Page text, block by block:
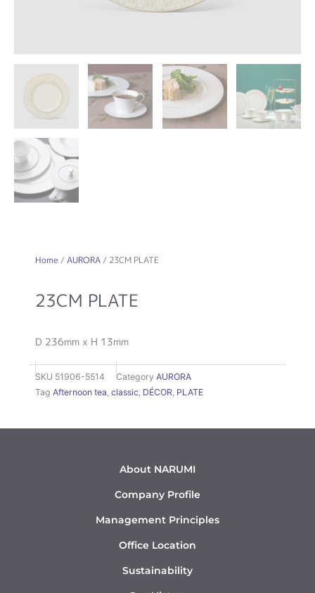
Home /AURORA / 23CM PLATE
23CM PLATE
D 236mm x H 13mm
SKU 51906-5514 Category AURORA
Tag Afternoon tea, classic, DÉCOR, PLATE
About NARUMI
Company Profile
Management Principles
Office Location
Sustainability